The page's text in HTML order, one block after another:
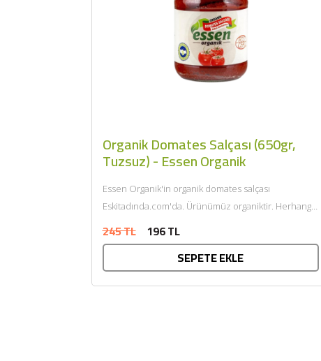
Organik Domates Salçası (650gr,
Tuzsuz) - Essen Organik
Essen Organik'in organik domates salçası
Eskitadında.com'da. Ürünümüz organiktir. Herhangi
Bakanlığı onaylıdır. ECOCERT...
245 TL 196 TL
SEPETE EKLE